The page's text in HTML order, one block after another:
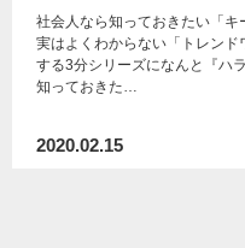
社会人なら知っておきたい「キ
実はよくわからない「トレン
する3分シリーズになんと『ハ
知っておきた…
2020.02.15